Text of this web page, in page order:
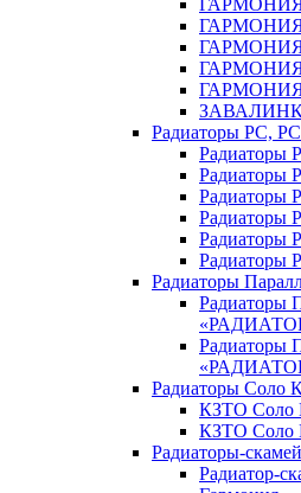
ГАРМОНИЯ
ГАРМОНИЯ
ГАРМОНИЯ
ГАРМОНИЯ
ГАРМОНИЯ
Радиаторы РС,
Радиаторы
Радиаторы
Радиаторы
Радиаторы
Радиаторы
Радиаторы
Радиаторы
Радиаторы
Радиаторы
Радиаторы
КЗТО Соло
КЗТО Соло
Радиаторы-
Радиатор-